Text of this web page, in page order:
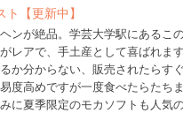
【更新中】
ンが絶品。学芸大学駅にあるこ
レアで、手土産として喜ばれま
か分からない、販売されたらす
度高めですが一度食べたらたち
に夏季限定のモカソフトも人気の